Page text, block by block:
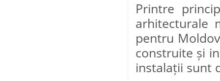
Printre
arhitecturale
pentru
construite și
instalații sunt